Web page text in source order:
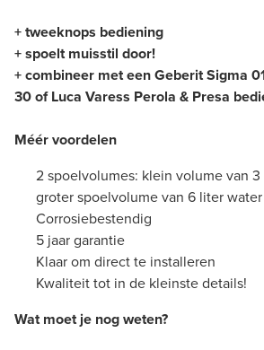
+ tweeknops bediening
+ spoelt muisstil door!
+ combineer met een Geberit Sigma
30 of Luca Varess Perola & Presa
Méér voordelen
2 spoelvolumes: klein volume van
groter spoelvolume van 6 liter water
Corrosiebestendig
5 jaar garantie
Klaar om direct te installeren
Kwaliteit tot in de kleinste details!
Wat moet je nog weten?